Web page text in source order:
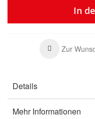
In
Zur
Details
Mehr Informationen